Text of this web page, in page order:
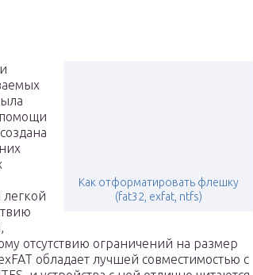
Как отформатировать флешку
(fat32, exfat, ntfs)
помощи
легкой
отсутствию ограничений на размер
обладает лучшей совместимостью с